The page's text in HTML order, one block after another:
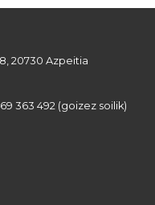
20730 Azpeitia
363 492 (goizez soilik)